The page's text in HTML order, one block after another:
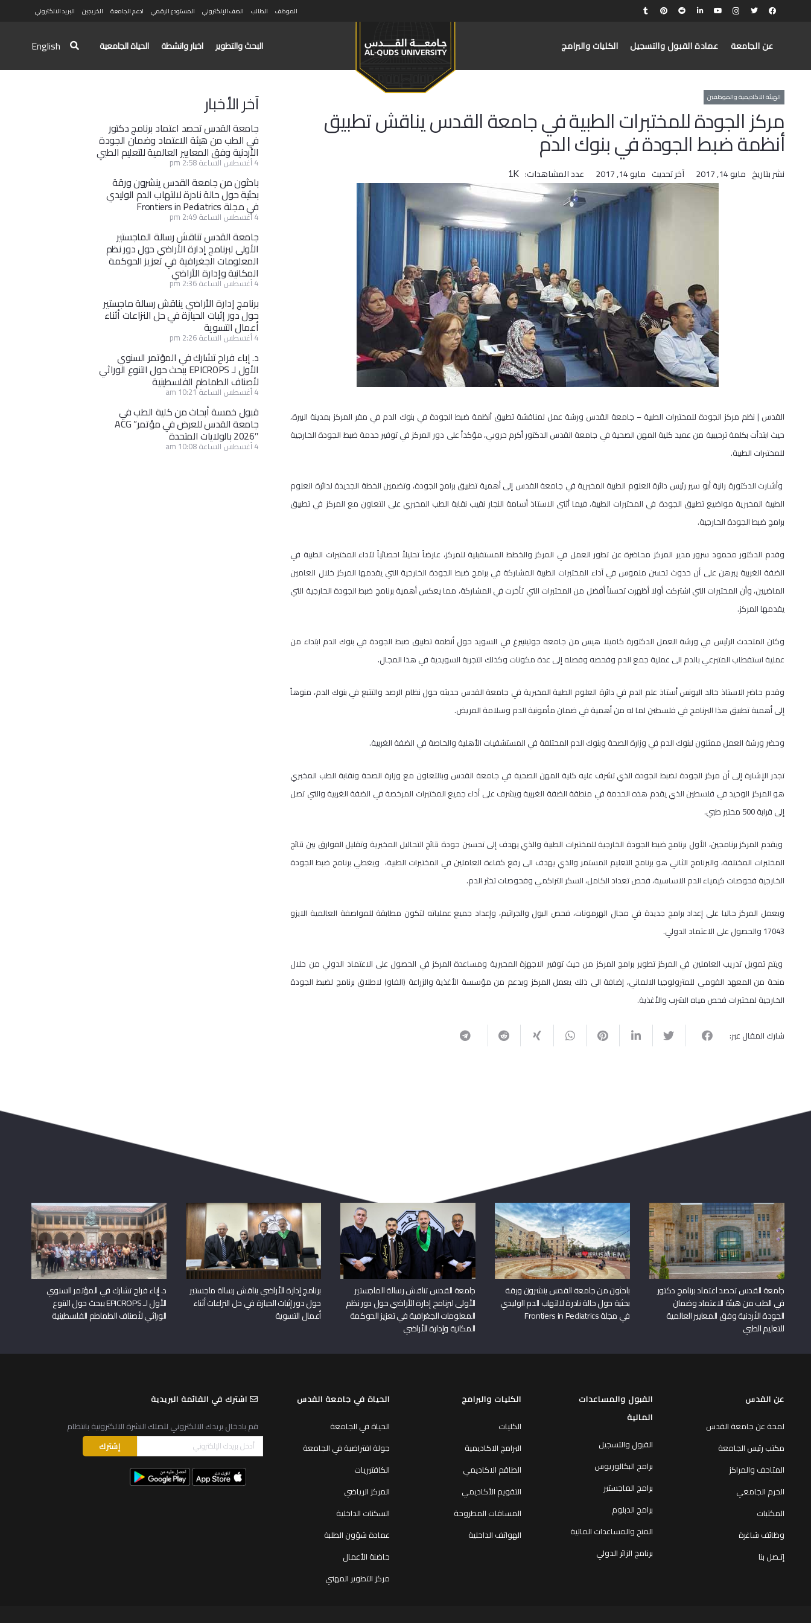
الموظف الطالب الصف الإلكتروني المستودع الرقمي ادعم الجامعة الخريجين البريد الالكتروني
عن الجامعة عمادة القبول والتسجيل الكليات والبرامج البحث والتطوير اخبار وانشطة الحياة الجامعية English
الهيئة الاكاديمية والموظفين
مركز الجودة للمختبرات الطبية في جامعة القدس يناقش تطبيق
أنظمة ضبط الجودة في بنوك الدم
نشر بتاريخ مايو 14, 2017 آخر تحديث مايو 14, 2017 عدد المشاهدات: 1K
القدس | نظم مركز الجودة للمختبرات الطبية – جامعة القدس ورشة عمل لمناقشة تطبيق أنظمة ضبط الجودة في بنوك الدم في مقر المركز بمدينة البيرة،
حيث ابتدأت بكلمة ترحيبية من عميد كلية المهن الصحية في جامعة القدس الدكتور أكرم خروبي، مؤكداً على دور المركز في توفير خدمة ضبط الجودة الخارجية
للمختبرات الطبية.
وأشارت الدكتورة رانية أبو سير رئيس دائرة العلوم الطبية المخبرية في جامعة القدس إلى أهمية تطبيق برامج الجودة، وتضمين الخطة الجديدة لدائرة العلوم
الطبية المخبرية مواضيع تطبيق الجودة في المختبرات الطبية، فيما أثنى الاستاذ أسامة النجار نقيب نقابة الطب المخبري على التعاون مع المركز في تطبيق
برامج ضبط الجودة الخارجية.
وقدم الدكتور محمود سرور مدير المركز محاضرة عن تطور العمل في المركز والخطط المستقبلية للمركز، عارضاً تحليلاً احصائياً لآداء المختبرات الطبية في
الضفة الغربية يبرهن على أن حدوث تحسن ملموس في آداء المختبرات الطبية المشاركة في برامج ضبط الجودة الخارجية التي يقدمها المركز خلال العامين
الماضيين، وأن المختبرات التي اشتركت أولا أظهرت تحسناً أفضل من المختبرات التي تأخرت في المشاركة، مما يعكس أهمية برنامج ضبط الجودة الخارجية التي
يقدمها المركز.
وكان المتحدث الرئيس في ورشة العمل الدكتورة كاميلا هيس من جامعة جوتينبيرغ في السويد حول أنظمة تطبيق ضبط الجودة في بنوك الدم ابتداء من
عملية استقطاب المتبرعي بالدم الى عملية جمع الدم وفحصه وفصله إلى عدة مكونات وكذلك التجربة السويدية في هذا المجال.
وقدم حاضر الاستاذ خالد اليونس أستاذ علم الدم في دائرة العلوم الطبية المخبرية في جامعة القدس حديثه حول نظام الرصد والتتبع في بنوك الدم، منوهاً
إلى أهمية تطبيق هذا البرنامج في فلسطين لما له من أهمية في ضمان مأمونية الدم وسلامة المريض.
وحضر ورشة العمل ممثلون لبنوك الدم في وزارة الصحة وبنوك الدم المختلفة في المستشفيات الأهلية والخاصة في الضفة الغربية.
تجدر الإشارة إلى أن مركز الجودة لضبط الجودة الذي تشرف عليه كلية المهن الصحية في جامعة القدس وبالتعاون مع وزارة الصحة ونقابة الطب المخبري
هو المركز الوحيد في فلسطين الذي يقدم هذه الخدمة في منطقة الضفة الغربية ويشرف على أداء جميع المختبرات المرخصة في الضفة الغربية والتي تصل
إلى قرابة 500 مختبر طبي.
ويقدم المركز برنامجين، الأول برنامج ضبط الجودة الخارجية للمختبرات الطبية والذي يهدف إلى تحسين جودة نتائج التحاليل المخبرية وتقليل الفوارق بين نتائج
المختبرات المختلفة، والبرنامج الثاني هو برنامج التعليم المستمر والذي يهدف الى رفع كفاءة العاملين في المختبرات الطبية، ويغطي برنامج ضبط الجودة
الخارجية فحوصات كيمياء الدم الاساسية، فحص تعداد الكامل، السكر التراكمي وفحوصات تخثر الدم.
ويعمل المركز حاليا على إعداد برامج جديدة في مجال الهرمونات، فحص البول والجراثيم، وإعداد جميع عملياته لتكون مطابقة للمواصفة العالمية الايزو
17043 والحصول على الاعتماد الدولي.
ويتم تمويل تدريب العاملين في المركز تطوير برامج المركز من حيث توفير الاجهزة المخبرية ومساعدة المركز في الحصول على الاعتماد الدولي من خلال
منحة من المعهد القومي للمترولوجيا الالماني، إضافة الى ذلك يعمل المركز وبدعم من مؤسسة الأغذية والزراعة (الفاو) لاطلاق برنامج لضبط الجودة
الخارجية لمختبرات فحص مياه الشرب والأغذية.
شارك المقال عبر:
آخر الأخبار
جامعة القدس تحصد اعتماد برنامج دكتور
في الطب من هيئة الاعتماد وضمان الجودة
الأردنية وفق المعايير العالمية للتعليم الطبي
4 أغسطس الساعة 2:58 pm
باحثون من جامعة القدس ينشرون ورقة
بحثية حول حالة نادرة لالتهاب الدم الوليدي
في مجلة Frontiers in Pediatrics
4 أغسطس الساعة 2:49 pm
جامعة القدس تناقش رسالة الماجستير
الأولى لبرنامج إدارة الأراضي حول دور نظم
المعلومات الجغرافية في تعزيز الحوكمة
المكانية وإدارة الأراضي
4 أغسطس الساعة 2:36 pm
برنامج إدارة الأراضي يناقش رسالة ماجستير
حول دور إثبات الحيازة في حل النزاعات أثناء
أعمال التسوية
4 أغسطس الساعة 2:26 pm
د. إباء فراح تشارك في المؤتمر السنوي
الأول لـ EPICROPS ببحث حول التنوع الوراثي
لأصناف الطماطم الفلسطينية
4 أغسطس الساعة 10:21 am
قبول خمسة أبحاث من كلية الطب في
جامعة القدس للعرض في مؤتمر” ACG
2026″ بالولايات المتحدة
4 أغسطس الساعة 10:08 am
جامعة القدس تحصد اعتماد برنامج دكتور
في الطب من هيئة الاعتماد وضمان
الجودة الأردنية وفق المعايير العالمية
للتعليم الطبي
باحثون من جامعة القدس ينشرون ورقة
بحثية حول حالة نادرة لالتهاب الدم الوليدي
في مجلة Frontiers in Pediatrics
جامعة القدس تناقش رسالة الماجستير
الأولى لبرنامج إدارة الأراضي حول دور نظم
المعلومات الجغرافية في تعزيز الحوكمة
المكانية وإدارة الأراضي
برنامج إدارة الأراضي يناقش رسالة ماجستير
حول دور إثبات الحيازة في حل النزاعات أثناء
أعمال التسوية
د. إباء فراح تشارك في المؤتمر السنوي
الأول لـ EPICROPS ببحث حول التنوع
الوراثي لأصناف الطماطم الفلسطينية
عن القدس
لمحة عن جامعة القدس
مكتب رئيس الجامعة
المتاحف والمراكز
الحرم الجامعي
المكتبات
وظائف شاغرة
إتـصل بنا
القبول والمساعدات
المالية
القبول والتسجيل
برامج البكالوريوس
برامج الماجستير
برامج الدبلوم
المنح والمساعدات المالية
برنامج الزائر الدولي
الكليات والبرامج
الكليات
البرامج الاكاديمية
الطاقم الاكاديمي
التقويم الأكاديمي
المساقات المطروحة
الهواتف الداخلية
الحياة في جامعة القدس
الحياة في الجامعة
جولة افتراضية في الجامعة
الكافتيريات
المركز الرياضي
السكنات الداخلية
عمادة شؤون الطلبة
حاضنة الأعمال
مركز التطوير المهني
اشترك في القائمة البريدية
قم بادخال بريدك الالكتروني لتصلك النشرة الالكترونية بانتظام